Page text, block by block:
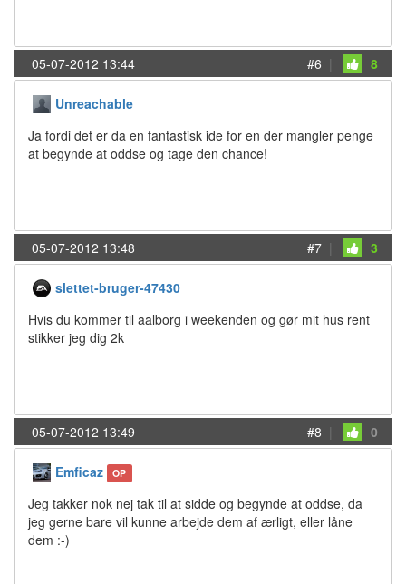
05-07-2012 13:44 #6 | 8
Unreachable
Ja fordi det er da en fantastisk ide for en der mangler penge
at begynde at oddse og tage den chance!
05-07-2012 13:48 #7 | 3
slettet-bruger-47430
Hvis du kommer til aalborg i weekenden og gør mit hus rent
stikker jeg dig 2k
05-07-2012 13:49 #8 | 0
Emficaz OP
Jeg takker nok nej tak til at sidde og begynde at oddse, da
jeg gerne bare vil kunne arbejde dem af ærligt, eller låne
dem :-)